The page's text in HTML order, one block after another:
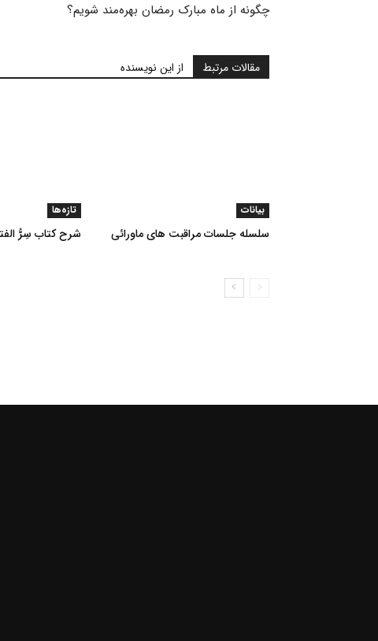
چگونه از ماه مبارک رمضان بهره‌مند شویم؟
مقالات مرتبط از این نویسنده
بیانات
سلسله جلسات مراقبت های ماورائی
تازه‌ها
شرح کتاب سِرُّ